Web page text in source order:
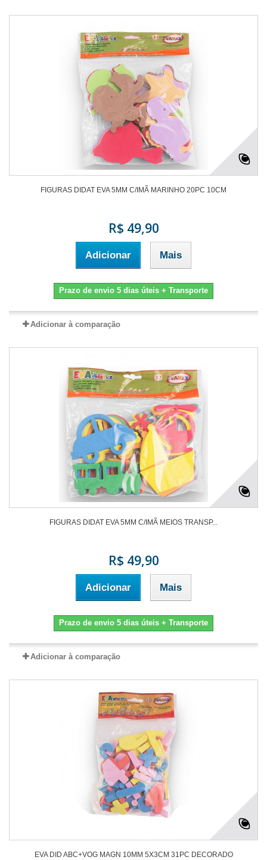
FIGURAS DIDAT EVA 5MM C/IMÃ MARINHO 20PC 10CM
R$ 49,90
Adicionar Mais
Prazo de envio 5 dias úteis + Transporte
Adicionar à comparação
FIGURAS DIDAT EVA 5MM C/IMÃ MEIOS TRANSP...
R$ 49,90
Adicionar Mais
Prazo de envio 5 dias úteis + Transporte
Adicionar à comparação
EVA DID ABC+VOG MAGN 10MM 5X3CM 31PC DECORADO